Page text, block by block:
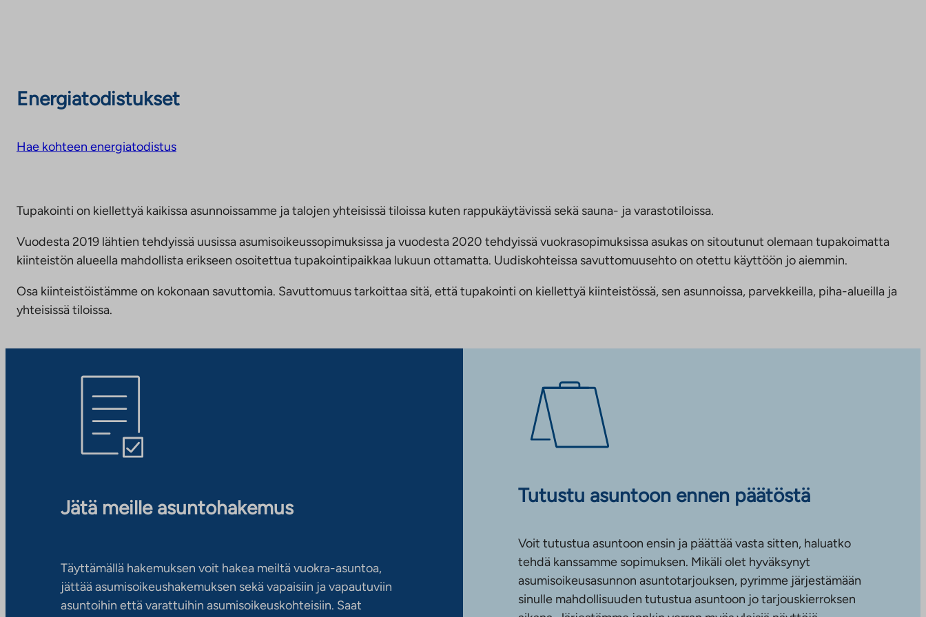
Energiatodistukset
Hae kohteen energiatodistus
Tupakointi on kiellettyä kaikissa asunnoissamme ja talojen yhteisissä tiloissa kuten rappukäytävissä sekä sauna- ja varastotiloissa.
Vuodesta 2019 lähtien tehdyissä uusissa asumisoikeussopimuksissa ja vuodesta 2020 tehdyissä vuokrasopimuksissa asukas on sitoutunut olemaan tupakoimatta
kiinteistön alueella mahdollista erikseen osoitettua tupakointipaikkaa lukuun ottamatta. Uudiskohteissa savuttomuusehto on otettu käyttöön jo aiemmin.
Osa kiinteistöistämme on kokonaan savuttomia. Savuttomuus tarkoittaa sitä, että tupakointi on kiellettyä kiinteistössä, sen asunnoissa, parvekkeilla, piha-alueilla ja
yhteisissä tiloissa.
Jätä meille asuntohakemus
Täyttämällä hakemuksen voit hakea meiltä vuokra-asuntoa,
jättää asumisoikeushakemuksen sekä vapaisiin ja vapautuviin
asuntoihin että varattuihin asumisoikeuskohteisiin. Saat
Tutustu asuntoon ennen päätöstä
Voit tutustua asuntoon ensin ja päättää vasta sitten, haluatko
tehdä kanssamme sopimuksen. Mikäli olet hyväksynyt
asumisoikeusasunnon asuntotarjouksen, pyrimme järjestämään
sinulle mahdollisuuden tutustua asuntoon jo tarjouskierroksen